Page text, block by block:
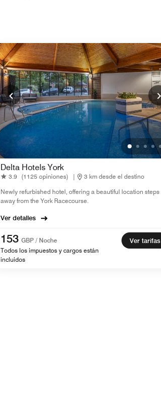
Delta Hotels York
3.9 (1125 opiniones) |
3 km desde el destino
Newly refurbished hotel, offering a beautiful location steps
away from the York Racecourse.
Ver detalles
153 GBP / Noche
Todos los impuestos y cargos están
incluidos
Ver tarifas